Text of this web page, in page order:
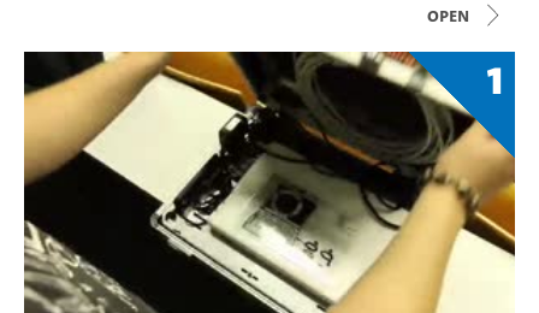
open
1